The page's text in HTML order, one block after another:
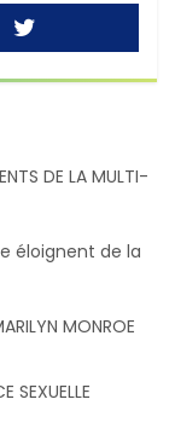
DE LA MULTI-
éloignent de la
MONROE
SEXUELLE